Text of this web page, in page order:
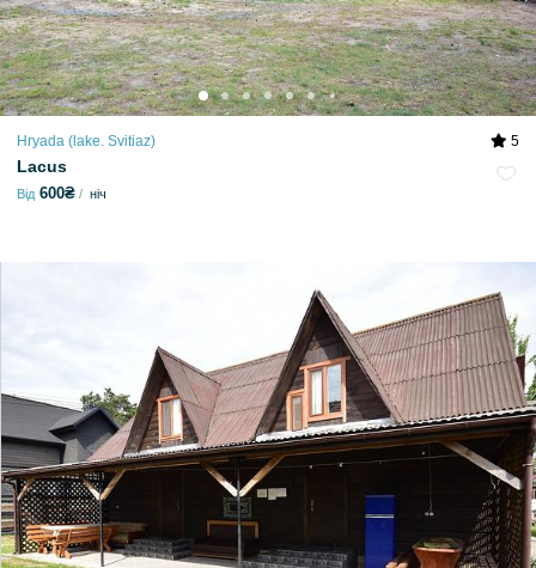
Hryada (lake. Svitiaz) 5
Lacus
Від 600₴ ніч